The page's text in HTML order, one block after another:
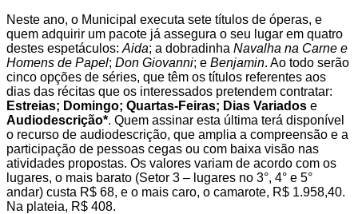
Neste ano, o Municipal executa sete títulos de óperas, e
quem adquirir um pacote já assegura o seu lugar em quatro
destes espetáculos: Aida; a dobradinha Navalha na Carne e
Homens de Papel; Don Giovanni; e Benjamin. Ao todo serão
cinco opções de séries, que têm os títulos referentes aos
dias das récitas que os interessados pretendem contratar:
Estreias; Domingo; Quartas-Feiras; Dias Variados e
Audiodescrição*. Quem assinar esta última terá disponível
o recurso de audiodescrição, que amplia a compreensão e a
participação de pessoas cegas ou com baixa visão nas
atividades propostas. Os valores variam de acordo com os
lugares, o mais barato (Setor 3 – lugares no 3°, 4° e 5°
andar) custa R$ 68, e o mais caro, o camarote, R$ 1.958,40.
Na plateia, R$ 408.